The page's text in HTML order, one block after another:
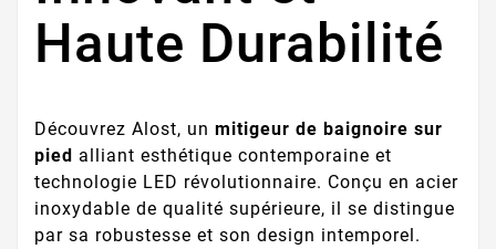
Haute Durabilité
Découvrez Alost, un mitigeur de baignoire sur
pied alliant esthétique contemporaine et
technologie LED révolutionnaire. Conçu en acier
inoxydable de qualité supérieure, il se distingue
par sa robustesse et son design intemporel.